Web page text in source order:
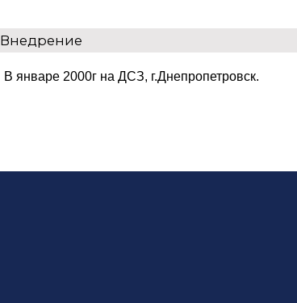
Внедрение
В январе 2000г на ДСЗ, г.Днепропетровск.